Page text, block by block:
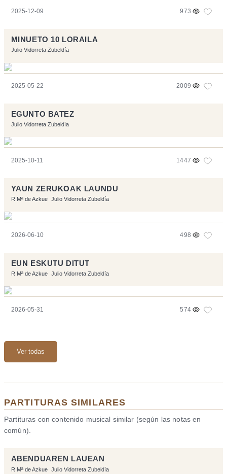
2025-12-09 973
MINUETO 10 LORAILA
Julio Vidorreta Zubeldía
2025-05-22 2009
EGUNTO BATEZ
Julio Vidorreta Zubeldía
2025-10-11 1447
YAUN ZERUKOAK LAUNDU
R Mª de Azkue Julio Vidorreta Zubeldía
2026-06-10 498
EUN ESKUTU DITUT
R Mª de Azkue Julio Vidorreta Zubeldía
2026-05-31 574
Ver todas
PARTITURAS SIMILARES
Partituras con contenido musical similar (según las notas en
común).
ABENDUAREN LAUEAN
R Mª de Azkue Julio Vidorreta Zubeldía